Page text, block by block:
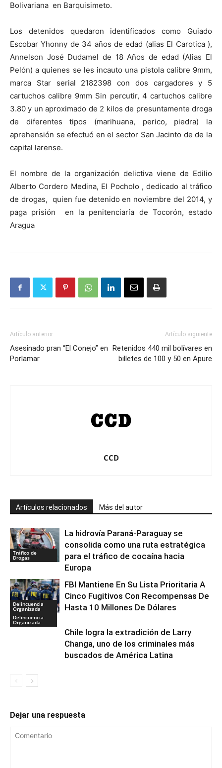
Bolivariana en Barquisimeto.
Los detenidos quedaron identificados como Guiado
Escobar Yhonny de 34 años de edad (alias El Carotica ),
Annelson José Dudamel de 18 Años de edad (Alias El
Pelón) a quienes se les incauto una pistola calibre 9mm,
marca Star serial 2182398 con dos cargadores y 5
cartuchos calibre 9mm Sin percutir, 4 cartuchos calibre
3.80 y un aproximado de 2 kilos de presuntamente droga
de diferentes tipos (marihuana, perico, piedra) la
aprehensión se efectuó en el sector San Jacinto de de la
capital larense.
El nombre de la organización delictiva viene de Edilio
Alberto Cordero Medina, El Pocholo , dedicado al tráfico
de drogas, quien fue detenido en noviembre del 2014, y
paga prisión en la penitenciaría de Tocorón, estado
Aragua
Artículo anterior
Asesinado pran “El Conejo” en
Porlamar
Artículo siguiente
Retenidos 440 mil bolívares en
billetes de 100 y 50 en Apure
CCD
Artículos relacionados Más del autor
Tráfico de
Drogas
La hidrovía Paraná-Paraguay se
consolida como una ruta estratégica
para el tráfico de cocaína hacia
Europa
Delincuencia
Organizada
FBI Mantiene En Su Lista Prioritaria A
Cinco Fugitivos Con Recompensas De
Hasta 10 Millones De Dólares
Delincuencia
Organizada
Chile logra la extradición de Larry
Changa, uno de los criminales más
buscados de América Latina
Dejar una respuesta